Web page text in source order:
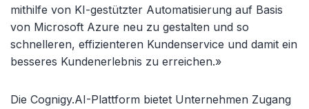
mithilfe von KI-gestützter Automatisierung auf Basis
von Microsoft Azure neu zu gestalten und so
schnelleren, effizienteren Kundenservice und damit ein
besseres Kundenerlebnis zu erreichen.»
Die Cognigy.AI-Plattform bietet Unternehmen Zugang